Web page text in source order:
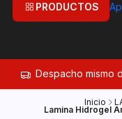
PRODUCTOS
Despacho mismo
Inicio
Lamina Hidrogel